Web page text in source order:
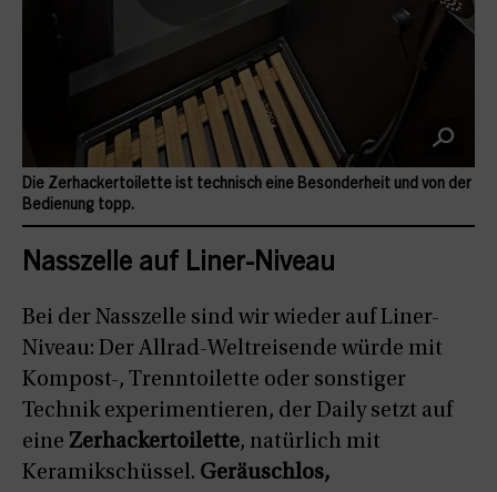
Nasszelle auf Liner-Niveau
Bei der Nasszelle sind wir wieder auf Liner-
Niveau: Der Allrad-Weltreisende würde mit
Kompost-, Trenntoilette oder sonstiger
Technik experimentieren, der Daily setzt auf
eine Zerhackertoilette, natürlich mit
Keramikschüssel. Geräuschlos,
Die Zerhackertoilette ist technisch eine Besonderheit und von der
Bedienung topp.